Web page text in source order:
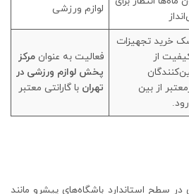
لوازم ورزشی
خرید تجهیزات
از
از بین
فعالیت به عنوان مرکز
پخش لوازم ورزشی در
تهران با گارانتی معتبر
در سطح استاندارد باشگاه‌های پیشرو مانند